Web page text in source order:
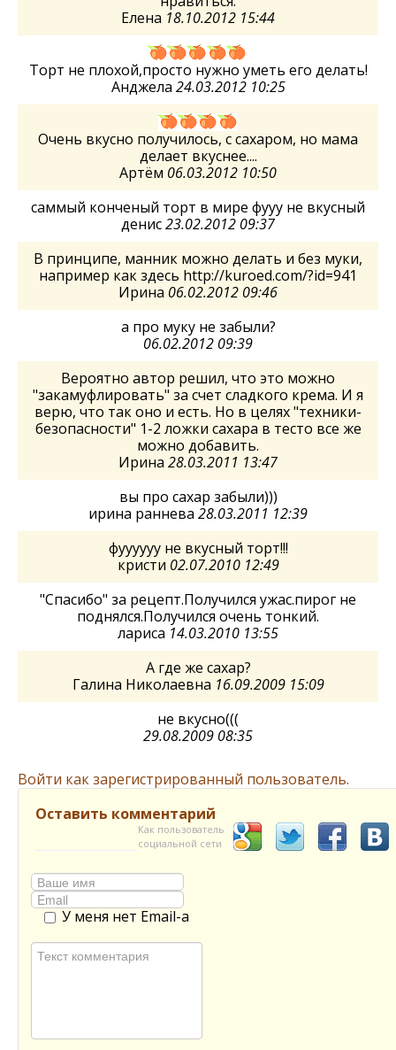
Елена 18.10.2012 15:44
Торт не плохой,просто нужно уметь его делать!
Анджела 24.03.2012 10:25
Очень вкусно получилось, с сахаром, но мама
делает вкуснее....
Артём 06.03.2012 10:50
саммый конченый торт в мире фууу не вкусный
денис23.02.2012 09:37
В принципе, манник можно делать и без муки,
например как здесь http://kuroed.com/?id=941
Ирина 06.02.2012 09:46
а про муку не забыли?
06.02.2012 09:39
Вероятно автор решил, что это можно
"закамуфлировать" за счет сладкого крема. И я
верю, что так оно и есть. Но в целях "техники-
безопасности" 1-2 ложки сахара в тесто все же
можно добавить.
Ирина 28.03.2011 13:47
вы про сахар забыли)))
ирина раннева 28.03.2011 12:39
фуууууу не вкусный торт!!!
кристи 02.07.2010 12:49
"Спасибо" за рецепт.Получился ужас.пирог не
поднялся.Получился очень тонкий.
лариса 14.03.2010 13:55
А где же сахар?
Галина Николаевна 16.09.2009 15:09
не вкусно(((
29.08.2009 08:35
Войти как зарегистрированный пользователь.
Оставить комментарий
Как пользователь
социальной сети
У меня нет Email-а